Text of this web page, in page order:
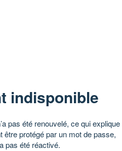
indisponible
pas été renouvelé, ce qui explique
protégé par un mot de passe,
pas été réactivé.